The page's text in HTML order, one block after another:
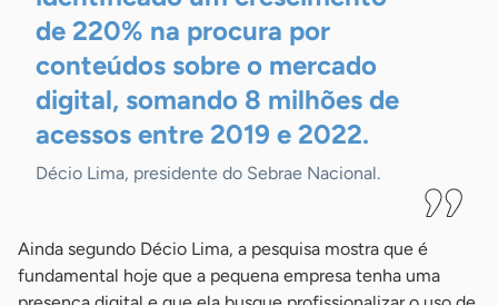
de 220% na procura por
conteúdos sobre o mercado
digital, somando 8 milhões de
acessos entre 2019 e 2022.
Décio Lima, presidente do Sebrae Nacional.
Ainda segundo Décio Lima, a pesquisa mostra que é
fundamental hoje que a pequena empresa tenha uma